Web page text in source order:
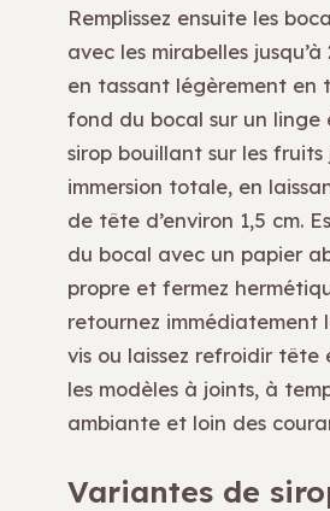
Remplissez ensuite les
avec les mirabelles
en tassant légèrement en
fond du bocal sur un linge
sirop bouillant sur les fruits
immersion totale, en
de tête d’environ 1,5 cm.
du bocal avec un papier
propre et fermez
retournez immédiatement
vis ou laissez refroidir tête
les modèles à joints, à
ambiante et loin des
Variantes de